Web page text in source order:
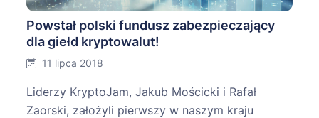
Powstał polski fundusz zabezpieczający
dla giełd kryptowalut!
11 lipca 2018
Liderzy KryptoJam, Jakub Mościcki i Rafał
Zaorski, założyli pierwszy w naszym kraju